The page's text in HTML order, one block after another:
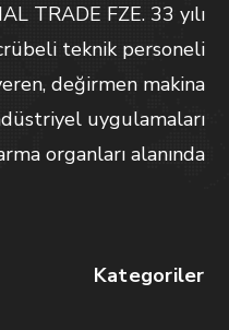
TRADE FZE. 33 yılı
teknik personeli
değirmen makina
uygulamaları
organları alanında
Kategoriler